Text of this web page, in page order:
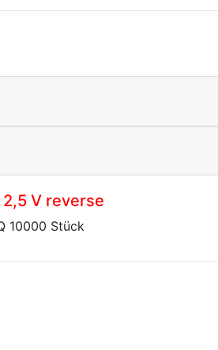
2,5 V reverse
10000 Stück